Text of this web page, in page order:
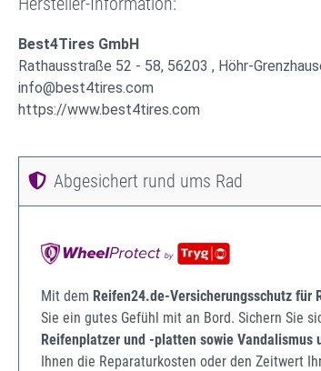
Best4Tires GmbH
Rathausstraße 52 - 58, 56203 , Höhr-
info@best4tires.com
https://www.best4tires.com
Abgesichert rund ums Rad
Mit dem Reifen24.de-Versicherungsschutz für
Sie ein gutes Gefühl mit an Bord. Sichern Sie
Reifenplatzer und -platten sowie Vandalismus
Ihnen die Reparaturkosten oder den Zeitwert